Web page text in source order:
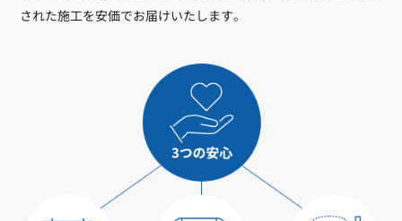
された施工を安価でお届けいたします。